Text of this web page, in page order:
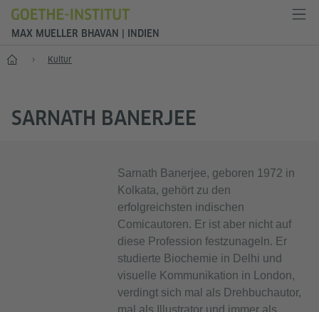
MAX MUELLER BHAVAN | INDIEN
Start Kultur
SARNATH BANERJEE
Sarnath Banerjee, geboren 1972 in
Kolkata, gehört zu den
erfolgreichsten indischen
Comicautoren. Er ist aber nicht auf
diese Profession festzunageln. Er
studierte Biochemie in Delhi und
visuelle Kommunikation in London,
verdingt sich mal als Drehbuchautor,
mal als Illustrator und immer als